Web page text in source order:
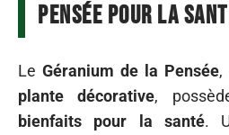
Pensée pour la
Le Géranium de la Pensée,
plante décorative,
bienfaits pour la santé.